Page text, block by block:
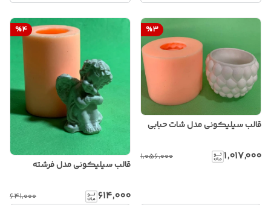
%3
قالب سیلیکونی مدل شات حبابی
۱٬۰۱۷٬۰۰۰ ۱٬۰۵۶٬۰۰۰
%4
قالب سیلیکونی مدل فرشته
۶۱۴٬۰۰۰ ۶۴۱٬۰۰۰